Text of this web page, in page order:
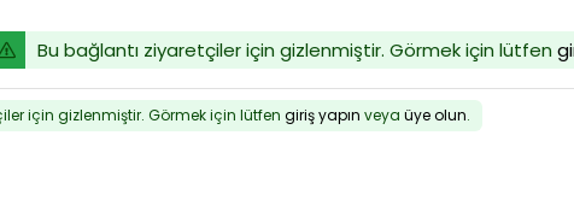
Bu bağlantı ziyaretçiler için gizlenmiştir. Görmek için lütfen
için gizlenmiştir. Görmek için lütfen giriş yapın veya üye olun.